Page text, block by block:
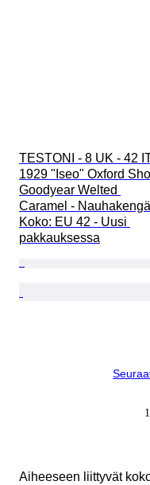
TESTONI - 8 UK - 42
1929 "Iseo" Oxford
Goodyear Welted
Caramel -
Koko: EU 42 - Uusi
pakkauksessa
1
Aiheeseen liittyvät